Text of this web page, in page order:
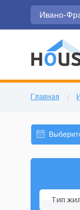
Главная /
Тип